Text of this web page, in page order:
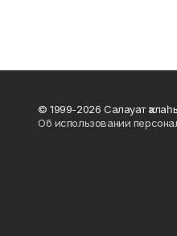
© 1999-2026 Салауат
Об использовании